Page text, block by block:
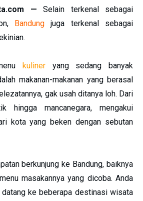
— Selain terkenal sebagai
Bandung juga terkenal sebagai
kuliner yang sedang banyak
makanan-makanan yang berasal
gak usah ditanya loh. Dari
hingga mancanegara, mengakui
kota yang beken dengan sebutan
berkunjung ke Bandung, baiknya
masakannya yang dicoba. Anda
datang ke beberapa destinasi wisata